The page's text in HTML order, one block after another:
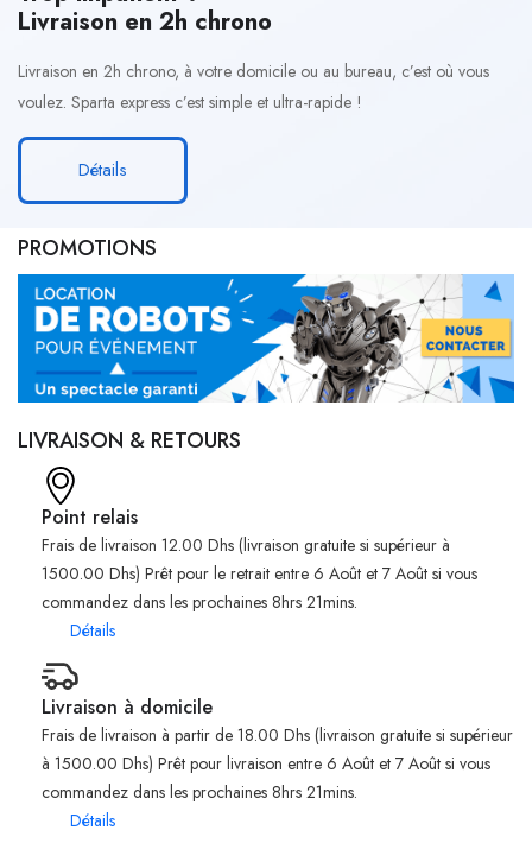
Livraison en 2h chrono
Livraison en 2h chrono, à votre domicile ou au bureau, c’est où vous
voulez. Sparta express c’est simple et ultra-rapide !
Détails
PROMOTIONS
LIVRAISON & RETOURS
Point relais
Frais de livraison 12.00 Dhs (livraison gratuite si supérieur à
1500.00 Dhs) Prêt pour le retrait entre 6 Août et 7 Août si vous
commandez dans les prochaines 8hrs 21mins.
Détails
Livraison à domicile
Frais de livraison à partir de 18.00 Dhs (livraison gratuite si supérieur
à 1500.00 Dhs) Prêt pour livraison entre 6 Août et 7 Août si vous
commandez dans les prochaines 8hrs 21mins.
Détails